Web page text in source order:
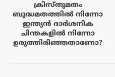
ക്രിസ്തുമതം
ബുദ്ധമതത്തിൽ നിന്നോ
ഇന്ത്യൻ ദാർശനിക
ചിന്തകളിൽ നിന്നോ
ഉരുത്തിരിഞ്ഞതാണോ?